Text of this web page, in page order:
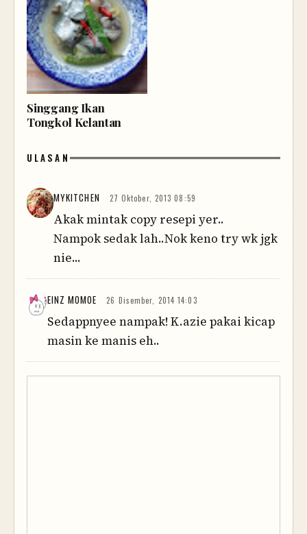
Singgang Ikan
Tongkol Kelantan
ULASAN
MYKITCHEN 27 Oktober, 2013 08:59
Akak mintak copy resepi yer..
Nampok sedak lah..Nok keno try wk jgk
nie...
EINZ MOMOE 26 Disember, 2014 14:03
Sedappnyee nampak! K.azie pakai kicap
masin ke manis eh..